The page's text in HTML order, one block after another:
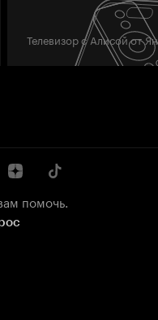
Телевизор с Алисой от
помочь.